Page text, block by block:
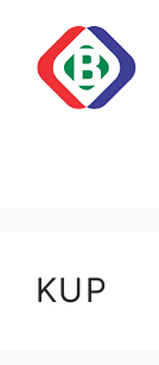
content
KUP